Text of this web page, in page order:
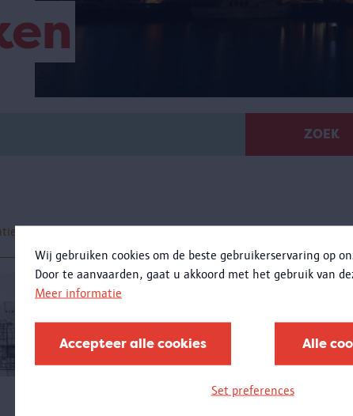
Wij gebruiken cookies om de beste gebruikerservaring op
Door te aanvaarden, gaat u akkoord met het gebruik van
Meer informatie
Accepteer alle cookies Alle
Set preferences
ZOEK
Architect Le Corbusier
schilder en beeldhouwer ook een invloedrijk
wel eens ‘de architect van de 20ste eeuw genoemd’.